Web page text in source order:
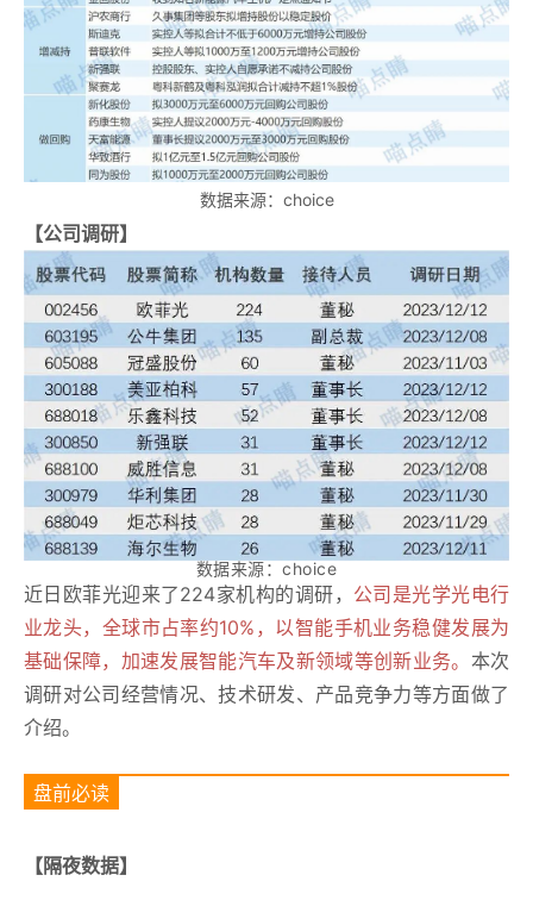
数据来源： choice
【公司调研】
数据来源：choice
近日欧菲光迎来了224家机构的调研， 公司是光学光电行
业龙头，全球市占率约10%，以智能手机业务稳健发展为
基础保障，加速发展智能汽车及新领域等创新业务。 本次
调研对公司经营情况、技术研发、产品竞争力等方面做了
介绍。
盘前必读
【隔夜数据】